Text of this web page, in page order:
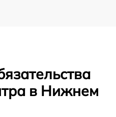
в Нижнем